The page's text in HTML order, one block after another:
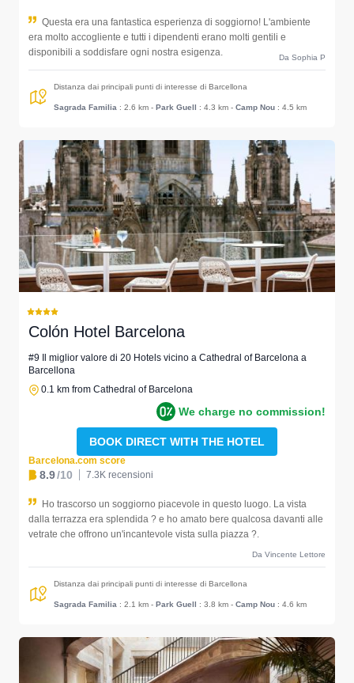
Questa era una fantastica esperienza di soggiorno! L'ambiente
era molto accogliente e tutti i dipendenti erano molti gentili e
disponibili a soddisfare ogni nostra esigenza.
Da Sophia P
Distanza dai principali punti di interesse di Barcellona
Sagrada Familia : 2.6 km - Park Guell : 4.3 km - Camp Nou : 4.5 km
Colón Hotel Barcelona
#9 Il miglior valore di 20 Hotels vicino a Cathedral of Barcelona a
Barcellona
0.1 km from Cathedral of Barcelona
We charge no commission!
BOOK DIRECT WITH THE HOTEL
Barcelona.com score
8.9/10 7.3K recensioni
Ho trascorso un soggiorno piacevole in questo luogo. La vista
dalla terrazza era splendida ? e ho amato bere qualcosa davanti alle
vetrate che offrono un'incantevole vista sulla piazza ?.
Da Vincente Lettore
Distanza dai principali punti di interesse di Barcellona
Sagrada Familia : 2.1 km - Park Guell : 3.8 km - Camp Nou : 4.6 km